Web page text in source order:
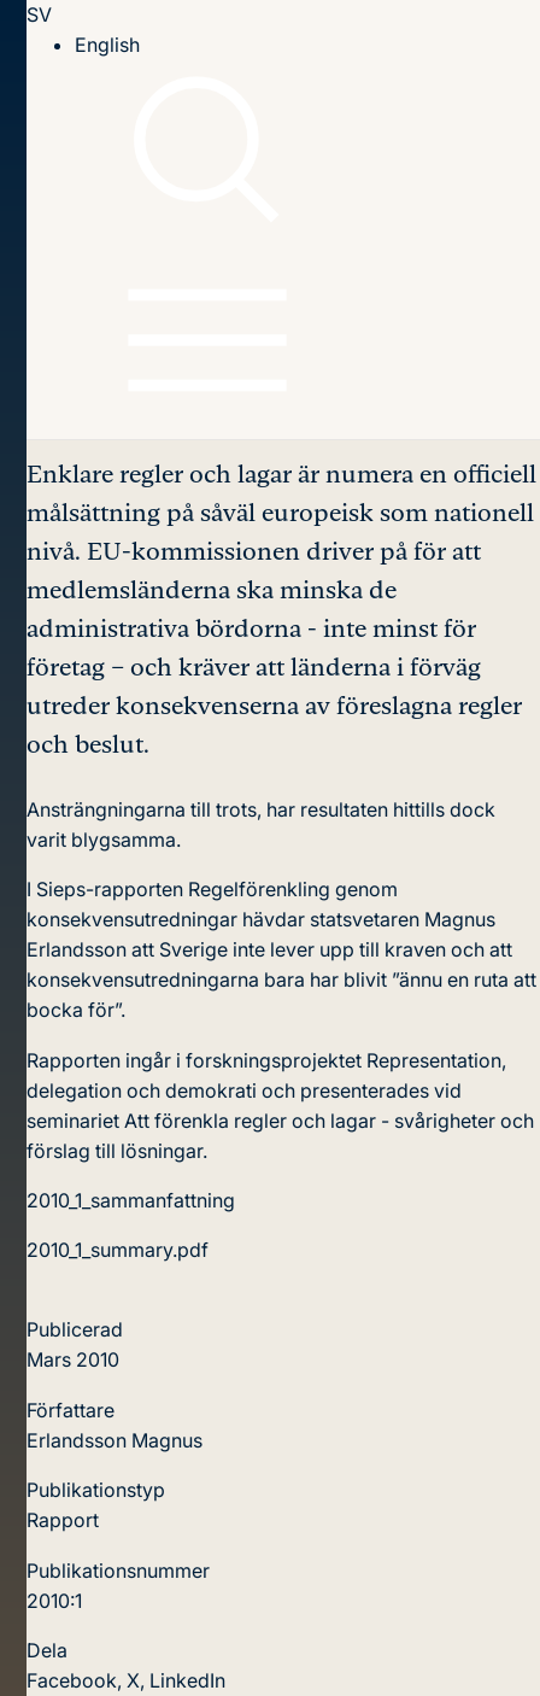
SV
English
Enklare regler och lagar är numera en officiell
målsättning på såväl europeisk som nationell
nivå. EU-kommissionen driver på för att
medlemsländerna ska minska de
administrativa bördorna - inte minst för
företag – och kräver att länderna i förväg
utreder konsekvenserna av föreslagna regler
och beslut.
Ansträngningarna till trots, har resultaten hittills dock
varit blygsamma.
I Sieps-rapporten Regelförenkling genom
konsekvensutredningar hävdar statsvetaren Magnus
Erlandsson att Sverige inte lever upp till kraven och att
konsekvensutredningarna bara har blivit ”ännu en ruta att
bocka för”.
Rapporten ingår i forskningsprojektet Representation,
delegation och demokrati och presenterades vid
seminariet Att förenkla regler och lagar - svårigheter och
förslag till lösningar.
2010_1_sammanfattning
2010_1_summary.pdf
Publicerad
Mars 2010
Författare
Erlandsson Magnus
Publikationstyp
Rapport
Publikationsnummer
2010:1
Dela
Facebook,X, LinkedIn